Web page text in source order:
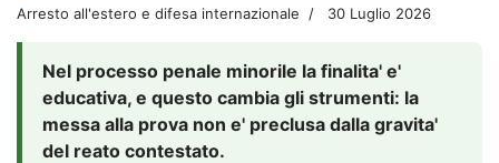
Arresto all'estero e difesa internazionale 30 Luglio 2026
Nel processo penale minorile la finalita' e'
educativa, e questo cambia gli strumenti: la
messa alla prova non e' preclusa dalla gravita'
del reato contestato.